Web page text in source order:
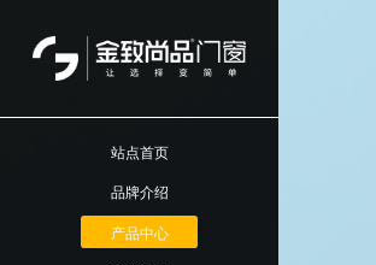
站点首页
品牌介绍
产品中心